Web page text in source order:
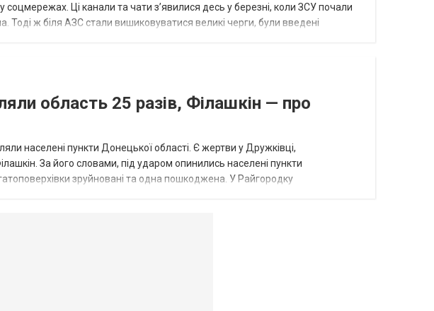
Ці канали та чати з’явилися десь у березні, коли ЗСУ почали
ж біля АЗС стали вишиковуватися великі черги, були введені
область 25 разів, Філашкін — про
населені пункти Донецької області. Є жертви у Дружківці,
За його словами, під ударом опинились населені пункти
зруйновані та одна пошкоджена. У Райгородку